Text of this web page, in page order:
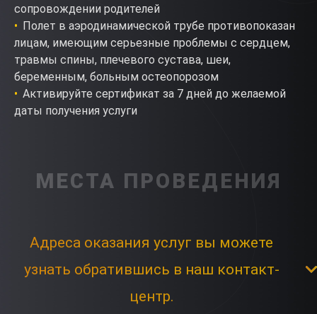
сопровождении родителей
Полет в аэродинамической трубе противопоказан
лицам, имеющим серьезные проблемы с сердцем,
травмы спины, плечевого сустава, шеи,
беременным, больным остеопорозом
Активируйте сертификат за 7 дней до желаемой
даты получения услуги
МЕСТА ПРОВЕДЕНИЯ
Адреса оказания услуг вы можете
узнать обратившись в наш контакт-
центр.